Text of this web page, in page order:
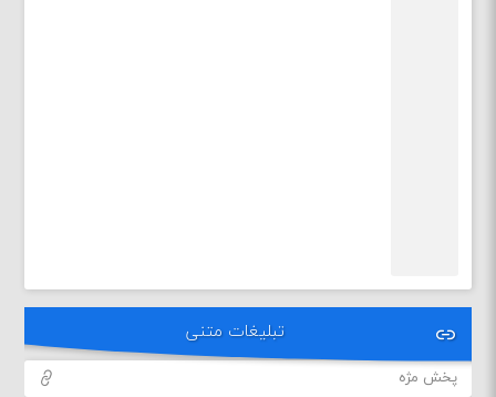
تبلیغات متنی
پخش مژه